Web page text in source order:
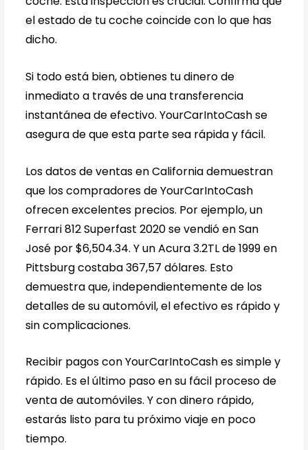
el estado de tu coche coincide con lo que has
dicho.
Si todo está bien, obtienes tu dinero de
inmediato a través de una transferencia
instantánea de efectivo. YourCarIntoCash se
asegura de que esta parte sea rápida y fácil.
Los datos de ventas en California demuestran
que los compradores de YourCarIntoCash
ofrecen excelentes precios. Por ejemplo, un
Ferrari 812 Superfast 2020 se vendió en San
José por $6,504.34. Y un Acura 3.2TL de 1999 en
Pittsburg costaba 367,57 dólares. Esto
demuestra que, independientemente de los
detalles de su automóvil, el efectivo es rápido y
sin complicaciones.
Recibir pagos con YourCarIntoCash es simple y
rápido. Es el último paso en su fácil proceso de
venta de automóviles. Y con dinero rápido,
estarás listo para tu próximo viaje en poco
tiempo.